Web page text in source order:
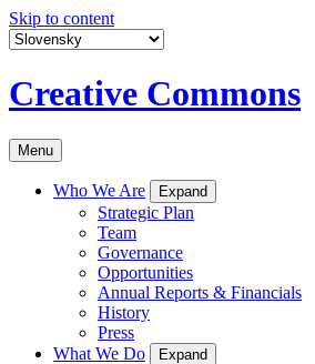
Skip to content
Creative Commons
Menu
Who We Are Expand
Strategic Plan
Team
Governance
Opportunities
Annual Reports & Financials
History
Press
What We Do
Expand